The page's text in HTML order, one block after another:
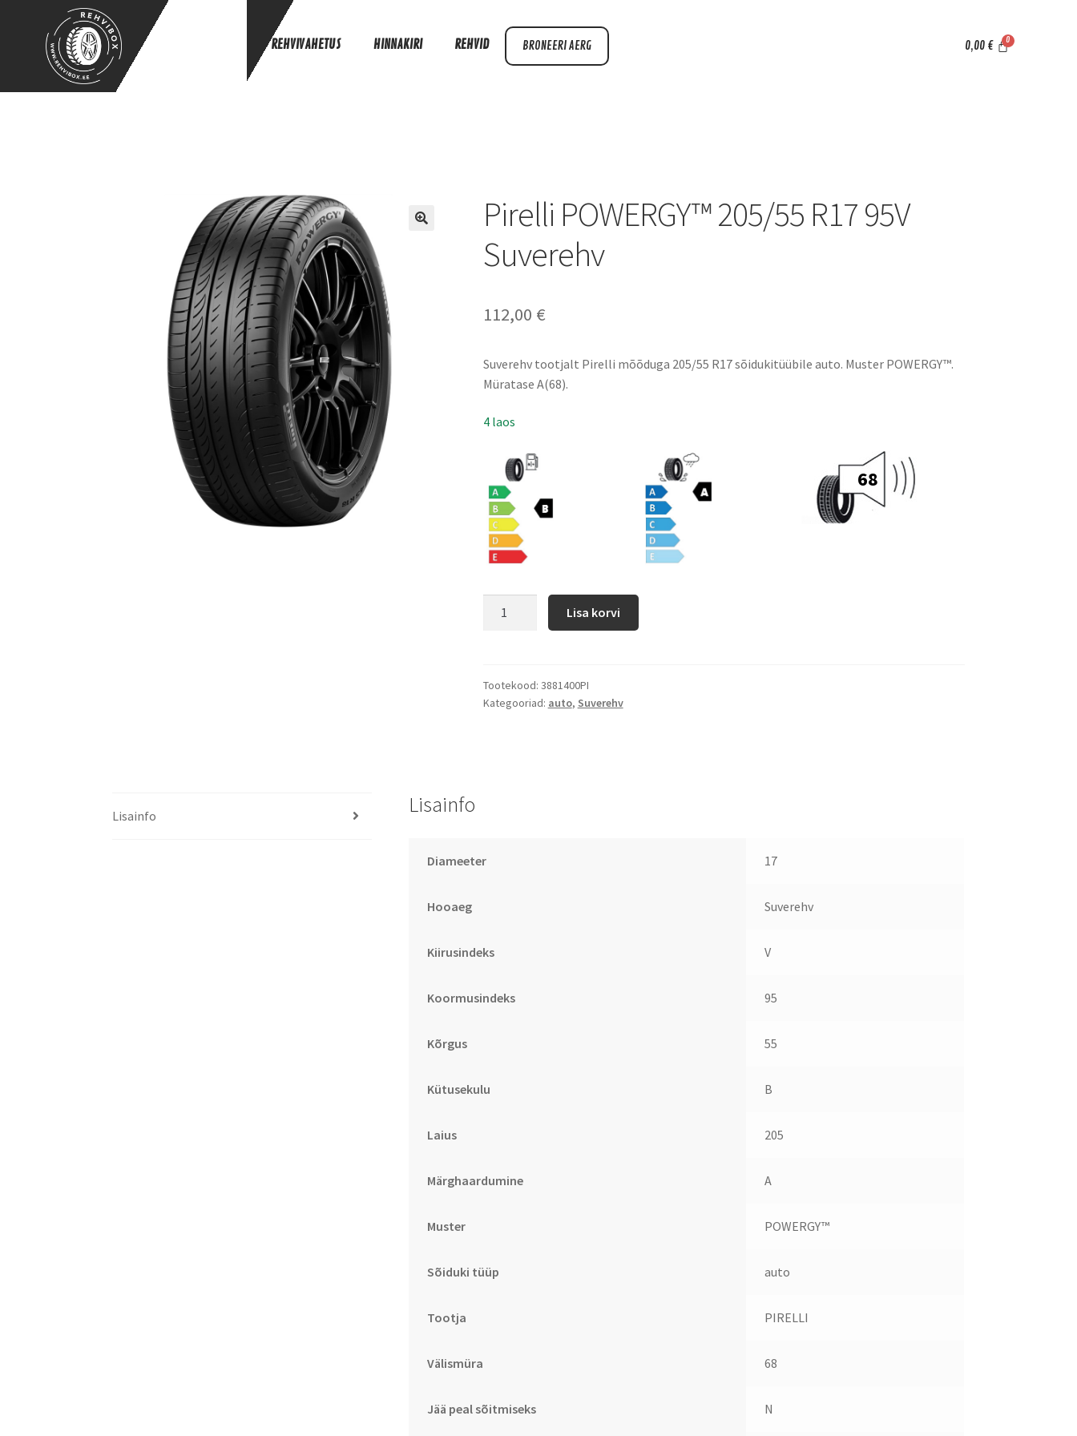
REHVIVAHETUS HINNAKIRI REHVID BRONEERI AERG 0,00 €
Pirelli POWERGY™ 205/55 R17 95V
Suverehv
112,00 €
Suverehv tootjalt Pirelli mõõduga 205/55 R17 sõidukitüübile auto. Muster POWERGY™.
Müratase A(68).
4 laos
68
Lisa korvi
Tootekood: 3881400PI
Kategooriad: auto, Suverehv
Lisainfo Lisainfo
Diameeter 17
Hooaeg Suverehv
Kiirusindeks V
Koormusindeks 95
Kõrgus 55
Kütusekulu B
Laius 205
Märghaardumine A
Muster POWERGY™
Sõiduki tüüp auto
Tootja PIRELLI
Välismüra 68
Jää peal sõitmiseks N